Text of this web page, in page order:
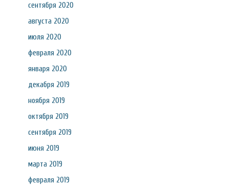
сентября 2020
августа 2020
июля 2020
февраля 2020
января 2020
декабря 2019
ноября 2019
октября 2019
сентября 2019
июня 2019
марта 2019
февраля 2019